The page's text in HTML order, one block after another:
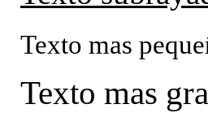
Texto mas
Texto mas